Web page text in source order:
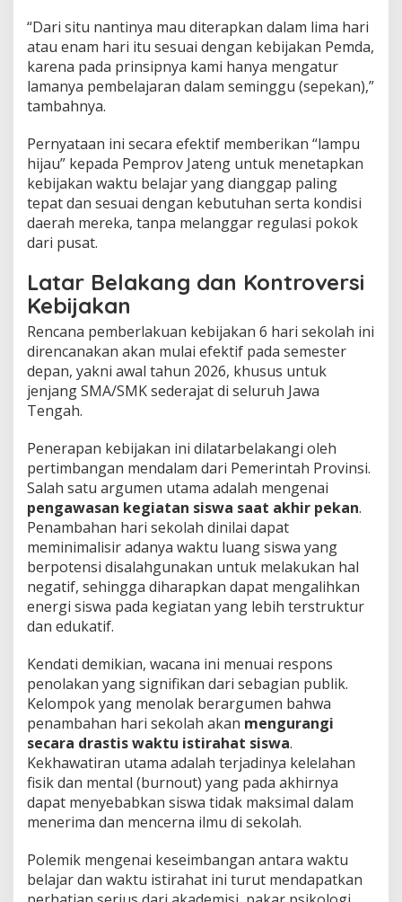
i
i
t
a
d
a
d
i
T
a
n
e
r
a
“Dari situ nantinya mau diterapkan dalam lima hari
atau enam hari itu sesuai dengan kebijakan Pemda,
karena pada prinsipnya kami hanya mengatur
lamanya pembelajaran dalam seminggu (sepekan),”
tambahnya.
Pernyataan ini secara efektif memberikan “lampu
hijau” kepada Pemprov Jateng untuk menetapkan
kebijakan waktu belajar yang dianggap paling
tepat dan sesuai dengan kebutuhan serta kondisi
daerah mereka, tanpa melanggar regulasi pokok
dari pusat.
Latar Belakang dan Kontroversi
Kebijakan
Rencana pemberlakuan kebijakan 6 hari sekolah ini
direncanakan akan mulai efektif pada semester
depan, yakni awal tahun 2026, khusus untuk
jenjang SMA/SMK sederajat di seluruh Jawa
Tengah.
Penerapan kebijakan ini dilatarbelakangi oleh
pertimbangan mendalam dari Pemerintah Provinsi.
Salah satu argumen utama adalah mengenai
pengawasan kegiatan siswa saat akhir pekan.
Penambahan hari sekolah dinilai dapat
meminimalisir adanya waktu luang siswa yang
berpotensi disalahgunakan untuk melakukan hal
negatif, sehingga diharapkan dapat mengalihkan
energi siswa pada kegiatan yang lebih terstruktur
dan edukatif.
Kendati demikian, wacana ini menuai respons
penolakan yang signifikan dari sebagian publik.
Kelompok yang menolak berargumen bahwa
penambahan hari sekolah akan mengurangi
secara drastis waktu istirahat siswa.
Kekhawatiran utama adalah terjadinya kelelahan
fisik dan mental (burnout) yang pada akhirnya
dapat menyebabkan siswa tidak maksimal dalam
menerima dan mencerna ilmu di sekolah.
Polemik mengenai keseimbangan antara waktu
belajar dan waktu istirahat ini turut mendapatkan